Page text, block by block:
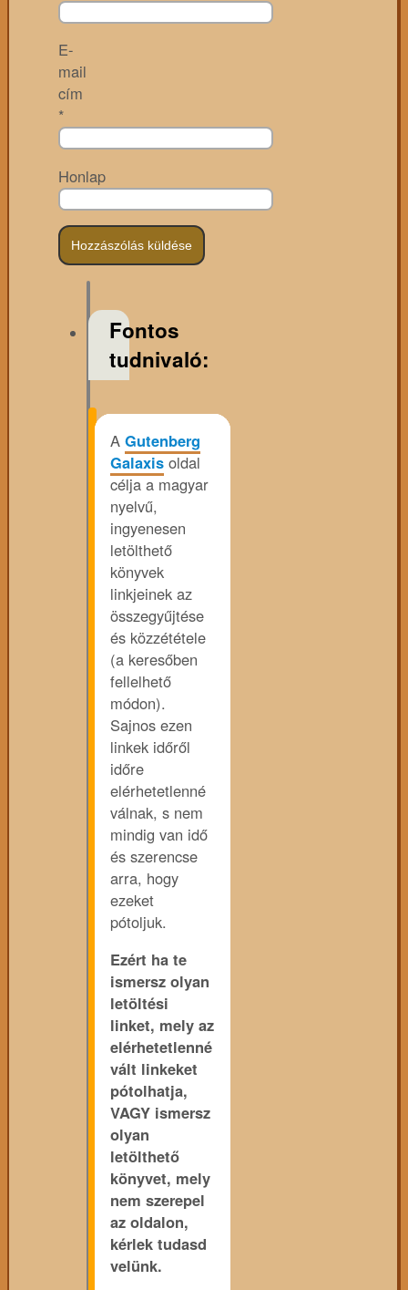
E-
mail
cím
*
Honlap
Fontos
tudnivaló:
A Gutenberg
Galaxis oldal
célja a magyar
nyelvű,
ingyenesen
letölthető
könyvek
linkjeinek az
összegyűjtése
és közzététele
(a keresőben
fellelhető
módon).
Sajnos ezen
linkek időről
időre
elérhetetlenné
válnak, s nem
mindig van idő
és szerencse
arra, hogy
ezeket
pótoljuk.
Ezért ha te
ismersz olyan
letöltési
linket, mely az
elérhetetlenné
vált linkeket
pótolhatja,
VAGY ismersz
olyan
letölthető
könyvet, mely
nem szerepel
az oldalon,
kérlek tudasd
velünk.